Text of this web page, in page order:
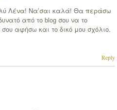
Λένα! Να’σαι καλά! Θα περάσω
από το blog σου να το
αφήσω και το δικό μου σχόλιο.
Reply